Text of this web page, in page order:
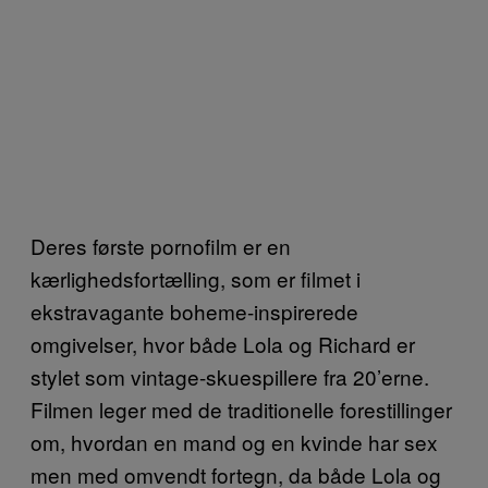
Deres første pornofilm er en
kærlighedsfortælling, som er filmet i
ekstravagante boheme-inspirerede
omgivelser, hvor både Lola og Richard er
stylet som vintage-skuespillere fra 20’erne.
Filmen leger med de traditionelle forestillinger
om, hvordan en mand og en kvinde har sex
men med omvendt fortegn, da både Lola og